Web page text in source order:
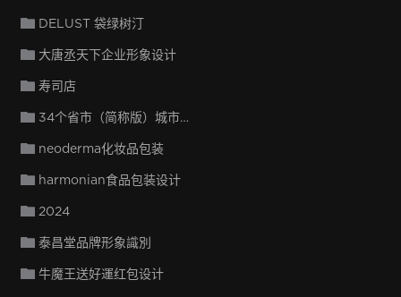
DELUST 袋绿树汀
大唐丞天下企业形象设计
寿司店
34个省市（简称版）城市字体设计
neoderma化妆品包装
harmonian食品包装设计
2024
泰昌堂品牌形象識別
牛魔王送好運红包设计